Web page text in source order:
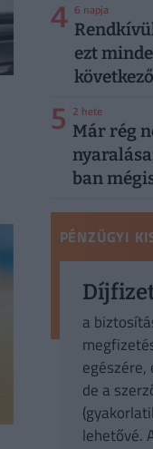
4 6 napja
ezt
5 2 hete
Már rég
ban
PÉNZÜGYI
a
egészére,
de a
lehetővé.